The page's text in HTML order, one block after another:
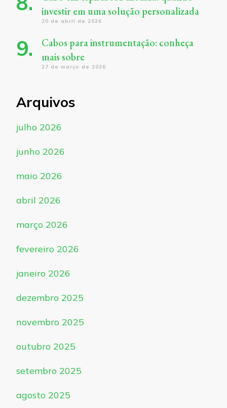
investir em uma solução personalizada
20 de abril de 2026
Cabos para instrumentação: conheça
mais sobre
27 de março de 2026
Arquivos
julho 2026
junho 2026
maio 2026
abril 2026
março 2026
fevereiro 2026
janeiro 2026
dezembro 2025
novembro 2025
outubro 2025
setembro 2025
agosto 2025